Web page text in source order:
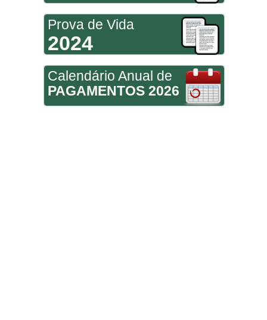
Prova de Vida
2024
Calendário Anual de
PAGAMENTOS 2026